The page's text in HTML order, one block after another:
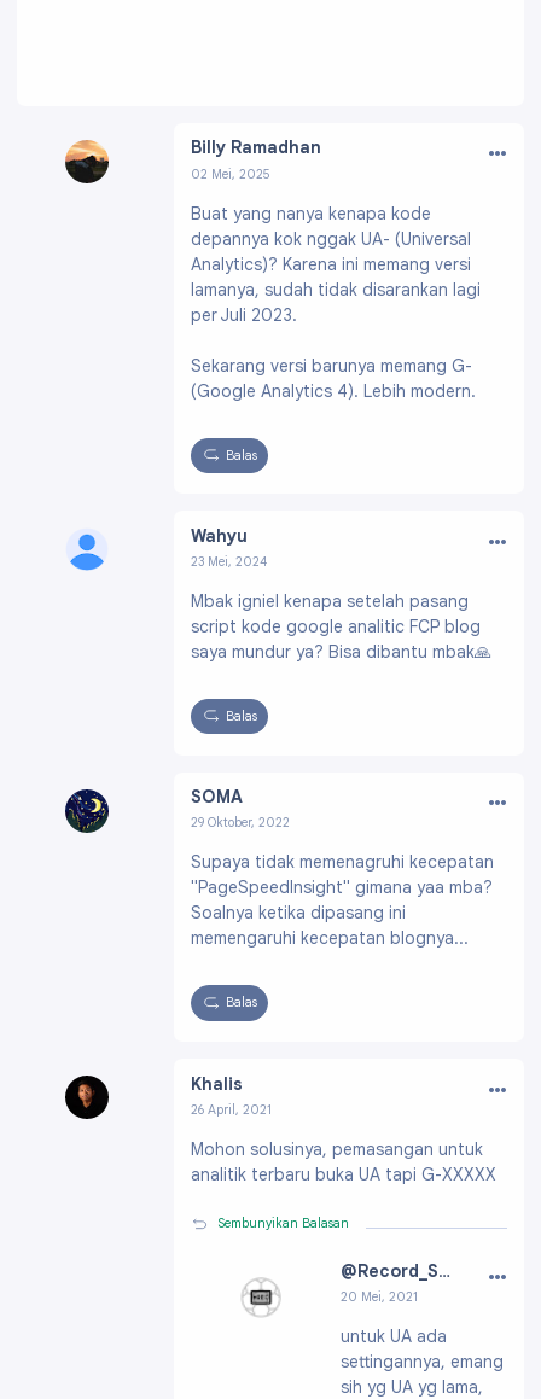
Billy Ramadhan
02 Mei, 2025
1187146157857022
…
Buat yang nanya kenapa kode
depannya kok nggak UA- (Universal
Analytics)? Karena ini memang versi
lamanya, sudah tidak disarankan lagi
per Juli 2023.
Sekarang versi barunya memang G-
(Google Analytics 4). Lebih modern.
Balas
Wahyu
23 Mei, 2024
5017789216513716
…
Mbak igniel kenapa setelah pasang
script kode google analitic FCP blog
saya mundur ya? Bisa dibantu mbak🙏
Balas
SOMA
29 Oktober, 2022
6452788688705534
…
Supaya tidak memenagruhi kecepatan
"PageSpeedInsight" gimana yaa mba?
Soalnya ketika dipasang ini
memengaruhi kecepatan blognya...
Balas
Khalis
26 April, 2021
341261716309234
…
Mohon solusinya, pemasangan untuk
analitik terbaru buka UA tapi G-XXXXX
Sembunyikan Balasan
@Record_Soccer
20 Mei, 2021
w.blogger.com/pro
file/07406303272
088099822
…
untuk UA ada
settingannya, emang
sih yg UA yg lama,